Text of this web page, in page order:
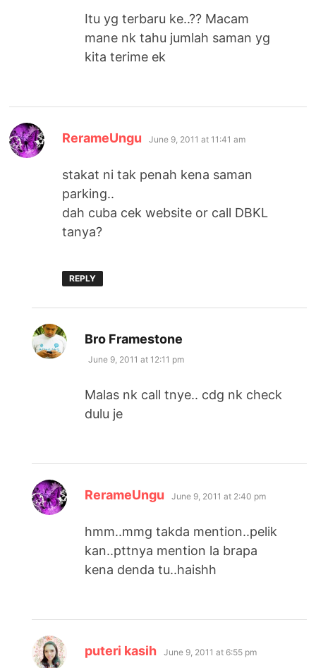
Itu yg terbaru ke..?? Macam
mane nk tahu jumlah saman yg
kita terime ek
RerameUngu says:
June 9, 2011 at 11:41 am
stakat ni tak penah kena saman
parking..
dah cuba cek website or call DBKL
tanya?
REPLY
Bro Framestone
June 9, 2011 at 12:11 pm
Malas nk call tnye.. cdg nk check
dulu je
RerameUngu says:
June 9, 2011 at 2:40 pm
hmm..mmg takda mention..pelik
kan..pttnya mention la brapa
kena denda tu..haishh
puteri kasih says:
June 9, 2011 at 6:55 pm